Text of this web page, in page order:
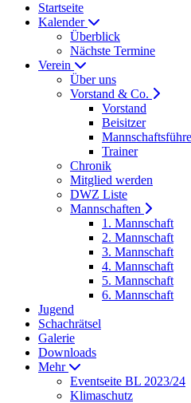
Startseite
Kalender
Überblick
Nächste Termine
Verein
Über uns
Vorstand & Co.
Vorstand
Beisitzer
Trainer
Chronik
Mitglied werden
DWZ Liste
Mannschaften
1. Mannschaft
2. Mannschaft
3. Mannschaft
4. Mannschaft
5. Mannschaft
6. Mannschaft
Jugend
Schachrätsel
Galerie
Downloads
Mehr
Eventseite BL 2023/24
Klimaschutz